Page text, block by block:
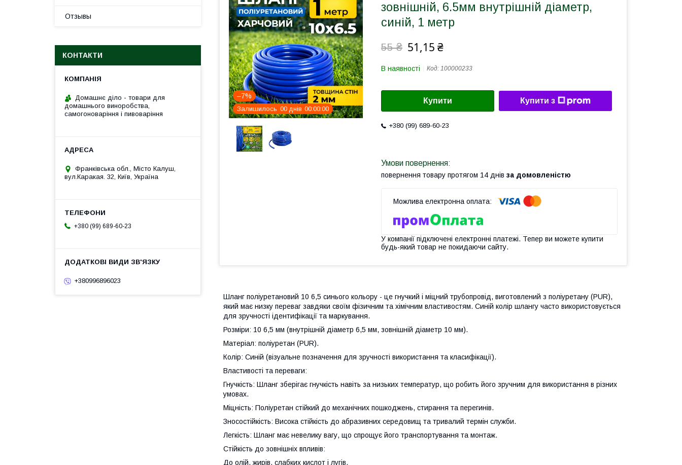
–7%
Залишилось 00 днів 00 00 00
зовнішній, 6.5мм внутрішній діаметр,
синій, 1 метр
55 ₴ 51,15 ₴
В наявності Код: 100000233
Купити Купити з
+380 (99) 689-60-23
повернення товару протягом 14 днів за домовленістю
У компанії підключені електронні платежі. Тепер ви можете купити
будь-який товар не покидаючи сайту.
Шланг поліуретановий 10 6,5 синього кольору - це гнучкий і міцний трубопровід, виготовлений з поліуретану (PUR),
який має низку переваг завдяки своїм фізичним та хімічним властивостям. Синій колір шлангу часто використовується
для зручності ідентифікації та маркування.
Розміри: 10 6,5 мм (внутрішній діаметр 6,5 мм, зовнішній діаметр 10 мм).
Матеріал: поліуретан (PUR).
Колір: Синій (візуальне позначення для зручності використання та класифікації).
Властивості та переваги:
Гнучкість: Шланг зберігає гнучкість навіть за низьких температур, що робить його зручним для використання в різних
умовах.
Міцність: Поліуретан стійкий до механічних пошкоджень, стирання та перегинів.
Зносостійкість: Висока стійкість до абразивних середовищ та тривалий термін служби.
Легкість: Шланг має невелику вагу, що спрощує його транспортування та монтаж.
Стійкість до зовнішніх впливів:
До олій, жирів, слабких кислот і лугів.
Отзывы
КОНТАКТИ
Домашнє діло - товари для
домашнього виноробства,
самогоноваріння і пивоваріння
Франківська обл., Місто Калуш,
вул.Каракая. 32, Київ, Україна
+380 (99) 689-60-23
+380996896023